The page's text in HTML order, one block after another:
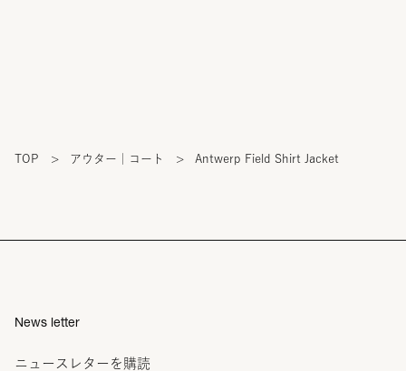
TOP > アウター｜コート > Antwerp Field Shirt Jacket
News letter
ニュースレターを購読